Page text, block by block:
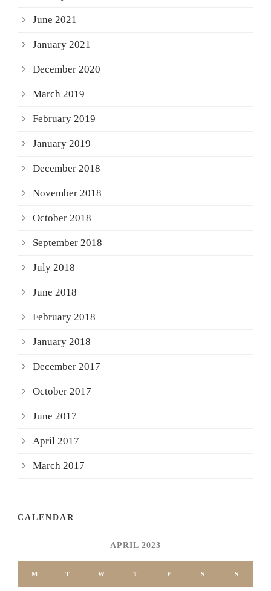
June 2021
January 2021
December 2020
March 2019
February 2019
January 2019
December 2018
November 2018
October 2018
September 2018
July 2018
June 2018
February 2018
January 2018
December 2017
October 2017
June 2017
April 2017
March 2017
CALENDAR
APRIL 2023
M T W T F S S